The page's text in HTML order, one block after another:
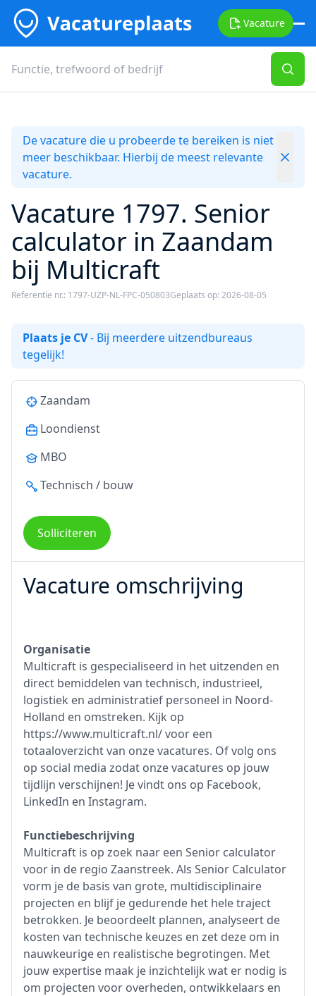
Vacature
De vacature die u probeerde te bereiken is niet
meer beschikbaar. Hierbij de meest relevante
vacature.
Vacature 1797. Senior
calculator in Zaandam
bij Multicraft
Referentie nr.: 1797-UZP-NL-FPC-050803Geplaats op: 2026-08-05
Plaats je CV- Bij meerdere uitzendbureaus
tegelijk!
Zaandam
Loondienst
MBO
Technisch / bouw
Solliciteren
Vacature omschrijving
Organisatie
Multicraft is gespecialiseerd in het uitzenden en
direct bemiddelen van technisch, industrieel,
logistiek en administratief personeel in Noord-
Holland en omstreken. Kijk op
https://www.multicraft.nl/ voor een
totaaloverzicht van onze vacatures. Of volg ons
op social media zodat onze vacatures op jouw
tijdlijn verschijnen! Je vindt ons op Facebook,
LinkedIn en Instagram.
Functiebeschrijving
Multicraft is op zoek naar een Senior calculator
voor in de regio Zaanstreek. Als Senior Calculator
vorm je de basis van grote, multidisciplinaire
projecten en blijf je gedurende het hele traject
betrokken. Je beoordeelt plannen, analyseert de
kosten van technische keuzes en zet deze om in
nauwkeurige en realistische begrotingen. Met
jouw expertise maak je inzichtelijk wat er nodig is
om projecten voor overheden, ontwikkelaars en